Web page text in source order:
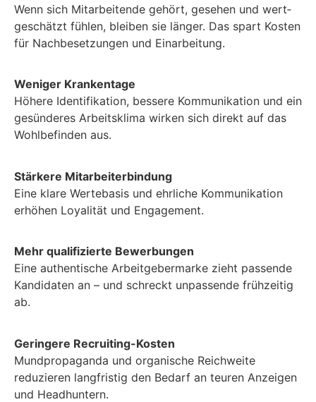
Wenn sich Mitar­bei­t­ende gehört, gese­hen und wert­
geschätzt fühlen, bleiben sie länger. Das spart Kosten
für Nachbe­set­zun­gen und Einar­beitung.
Weniger Kranken­t­age
Höhere Iden­ti­fika­tion, bessere Kom­mu­nika­tion und ein
gesün­deres Arbeit­skli­ma wirken sich direkt auf das
Wohlbefind­en aus.
Stärkere Mitar­beit­erbindung
Eine klare Wer­te­ba­sis und ehrliche Kom­mu­nika­tion
erhöhen Loy­al­ität und Engage­ment.
Mehr qual­i­fizierte Bewer­bun­gen
Eine authen­tis­che Arbeit­ge­ber­marke zieht passende
Kan­di­dat­en an – und schreckt unpassende frühzeit­ig
ab.
Gerin­gere Recruit­ing-Kosten
Mund­pro­pa­gan­da und organ­is­che Reich­weite
reduzieren langfristig den Bedarf an teuren Anzeigen
und Head­huntern.